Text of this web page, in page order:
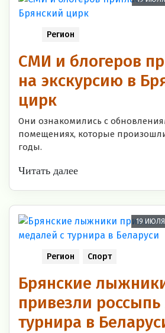
Регион
СМИ и блогеров
на экскурсию в
цирк
Они ознакомились с
помещениях, которые
годы.
Читать далее
19 ИЮЛЯ
Регион Спорт
Брянские
привезли
турнира в